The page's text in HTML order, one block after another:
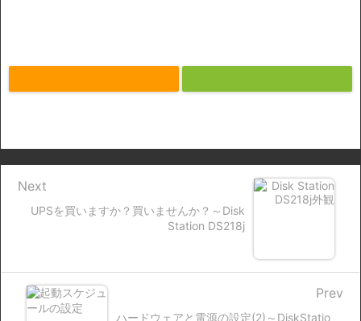
UPSを買いますか？買いませんか？～Disk
Station DS218j
Next
ハードウェアと電源の設定(2)～DiskStatio
Prev